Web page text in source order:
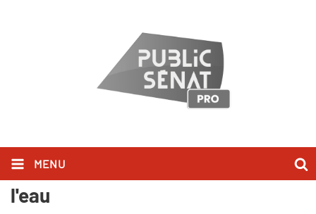
MENU
Monde agricole : la fracture de
l'eau